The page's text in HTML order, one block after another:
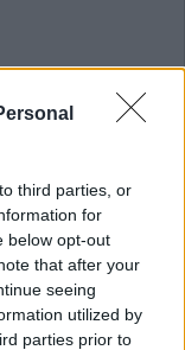
third parties, or
for
below opt-out
that after your
seeing
utilized by
parties prior to